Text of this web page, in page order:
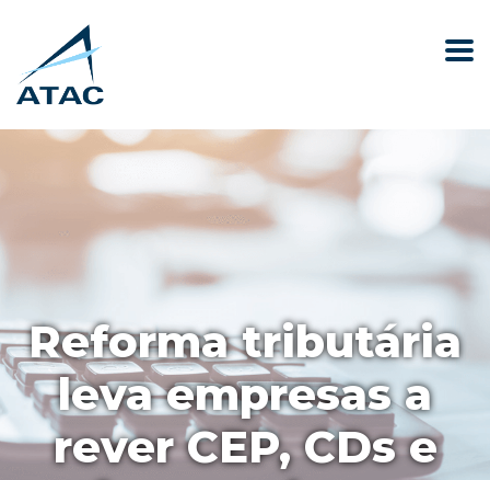
Reforma tributária
leva empresas a
rever CEP, CDs e